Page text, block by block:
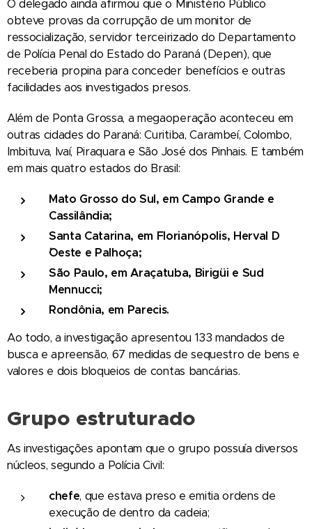
O delegado ainda afirmou que o Ministério Público
obteve provas da corrupção de um monitor de
ressocialização, servidor terceirizado do Departamento
de Polícia Penal do Estado do Paraná (Depen), que
receberia propina para conceder benefícios e outras
facilidades aos investigados presos.
Além de Ponta Grossa, a megaoperação aconteceu em
outras cidades do Paraná: Curitiba, Carambeí, Colombo,
Imbituva, Ivaí, Piraquara e São José dos Pinhais. E também
em mais quatro estados do Brasil:
Mato Grosso do Sul, em Campo Grande e
Cassilândia;
Santa Catarina, em Florianópolis, Herval D
´Oeste e Palhoça;
São Paulo, em Araçatuba, Birigüi e Sud
Mennucci;
Rondônia, em Parecis.
Ao todo, a investigação apresentou 133 mandados de
busca e apreensão, 67 medidas de sequestro de bens e
valores e dois bloqueios de contas bancárias.
Grupo estruturado
As investigações apontam que o grupo possuía diversos
núcleos, segundo a Polícia Civil:
chefe, que estava preso e emitia ordens de
execução de dentro da cadeia;